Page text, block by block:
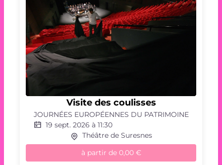
Visite
Visite des coulisses
JOURNÉES EUROPÉENNES DU PATRIMOINE
19 sept. 2026 à 11:30
Théâtre de Suresnes
à partir de 0,00 €